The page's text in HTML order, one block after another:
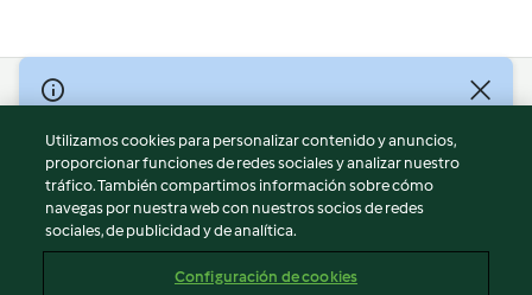
© Copyright 2026
Términos de uso
Política de privacidad
Aviso legal
Información legal
Utilizamos cookies para personalizar contenido y anuncios,
proporcionar funciones de redes sociales y analizar nuestro
tráfico. También compartimos información sobre cómo
navegas por nuestra web con nuestros socios de redes
sociales, de publicidad y de analítica.
Configuración de cookies